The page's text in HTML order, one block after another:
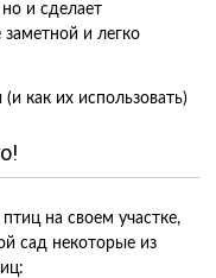
и сделает
и легко
на своем участке,
сад некоторые из